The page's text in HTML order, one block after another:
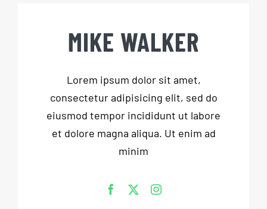
MIKE WALKER
Lorem ipsum dolor sit amet,
consectetur adipisicing elit, sed do
eiusmod tempor incididunt ut labore
et dolore magna aliqua. Ut enim ad
minim